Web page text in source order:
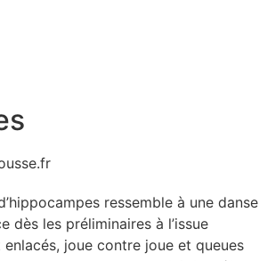
ressemble à une danse
dès les préliminaires à l’issue
joue contre joue et queues